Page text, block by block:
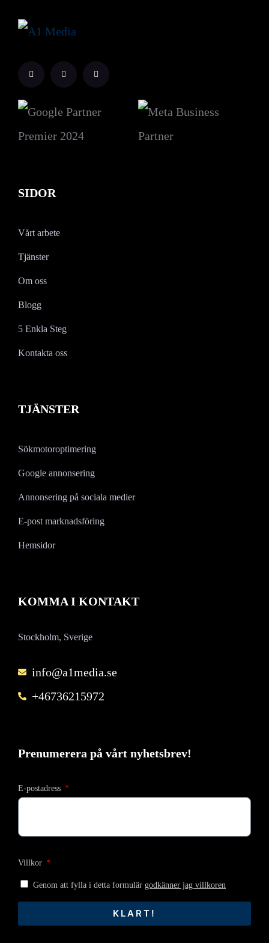
SIDOR
Vårt arbete
Tjänster
Om oss
Blogg
5 Enkla Steg
Kontakta oss
TJÄNSTER
Sökmotoroptimering
Google annonsering
Annonsering på sociala medier
E-post marknadsföring
Hemsidor
KOMMA I KONTAKT
Stockholm, Sverige
info@a1media.se
+46736215972
Prenumerera på vårt nyhetsbrev!
E-postadress
Villkor
Genom att fylla i detta formulär godkänner jag villkoren
KLART!